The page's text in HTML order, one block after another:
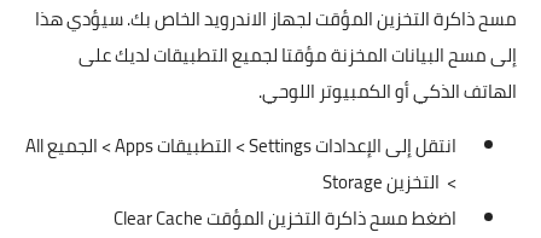
مسح ذاكرة التخزين المؤقت لجهاز الاندرويد الخاص بك. سيؤدي هذا
إلى مسح البيانات المخزنة مؤقتا لجميع التطبيقات لديك على
الهاتف الذكي أو الكمبيوتر اللوحي.
انتقل إلى الإعدادات Settings > التطبيقات Apps > الجميع All
> التخزين Storage
اضغط مسح ذاكرة التخزين المؤقت Clear Cache